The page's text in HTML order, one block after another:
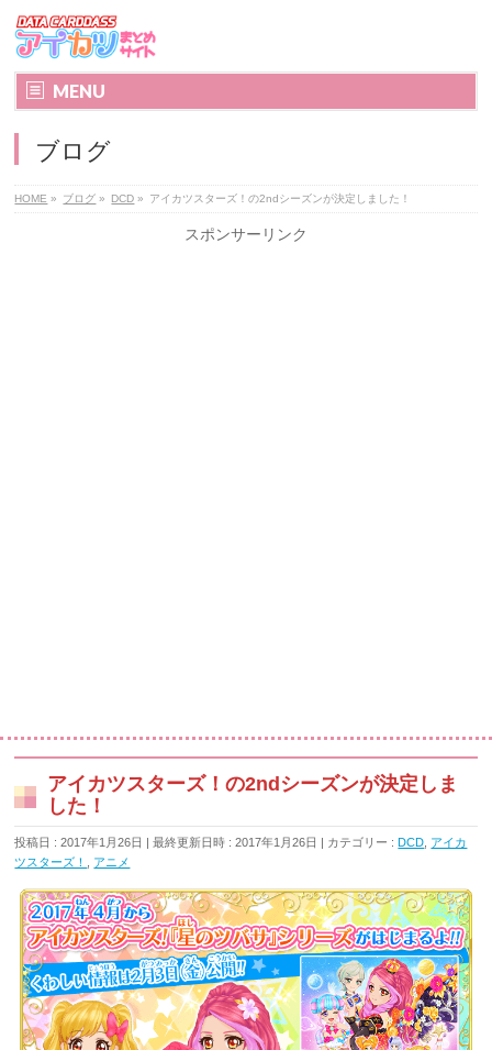
MENU
ブログ
HOME » ブログ » DCD » アイカツスターズ！の2ndシーズンが決定しました！
スポンサーリンク
アイカツスターズ！の2ndシーズンが決定しま
した！
投稿日 : 2017年1月26日 最終更新日時 : 2017年1月26日 カテゴリー :DCD アイカ
ツスターズ！
アニメ